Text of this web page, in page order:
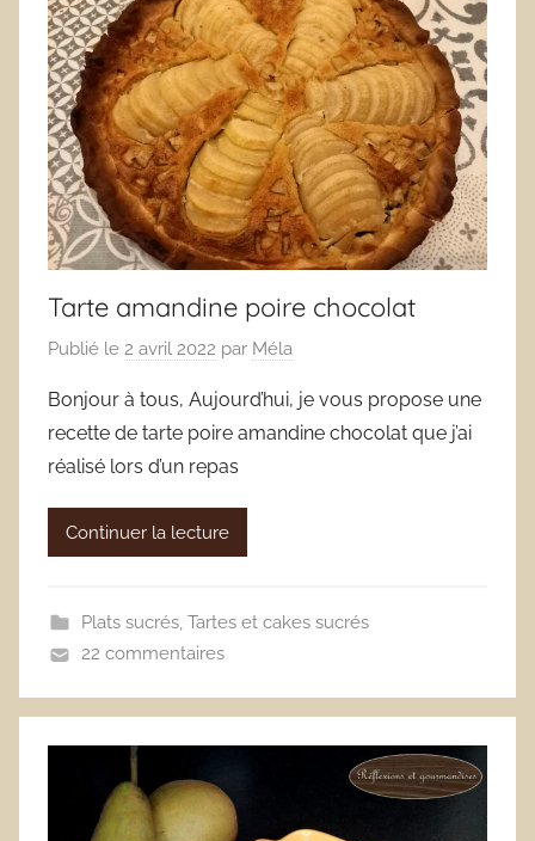
Tarte amandine poire chocolat
Publié le 2 avril 2022 par Méla
Bonjour à tous, Aujourd’hui, je vous propose une
recette de tarte poire amandine chocolat que j’ai
réalisé lors d’un repas
Continuer la lecture
Plats sucrés, Tartes et cakes sucrés
22 commentaires